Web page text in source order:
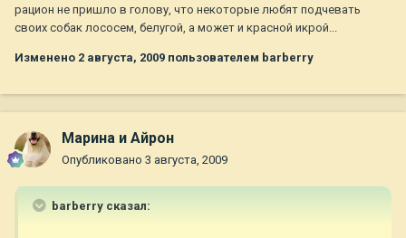
рацион не пришло в голову, что некоторые любят подчевать
своих собак лососем, белугой, а может и красной икрой...
Изменено 2 августа, 2009 пользователем barberry
Марина и Айрон
Опубликовано 3 августа, 2009
barberry сказал: